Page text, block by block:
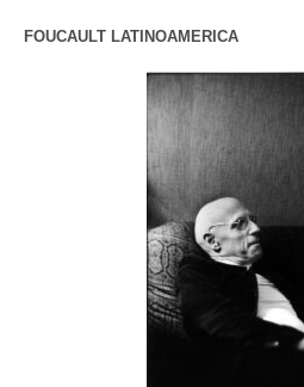
FOUCAULT LATINOAMERICA